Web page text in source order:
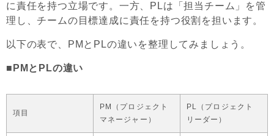
に責任を持つ立場です。一方、PLは「担当チーム」を管
理し、チームの目標達成に責任を持つ役割を担います。
以下の表で、PMとPLの違いを整理してみましょう。
■PMとPLの違い
項目
PM（プロジェクト
マネージャー）
PL（プロジェクト
リーダー）